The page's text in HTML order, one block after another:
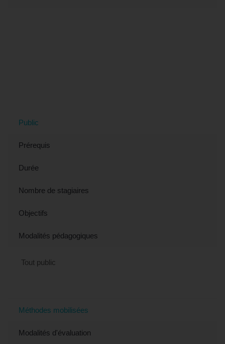
Public
Prérequis
Durée
Nombre de stagiaires
Objectifs
Modalités pédagogiques
Tout public
Méthodes mobilisées
Modalités d'évaluation